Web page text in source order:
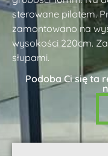
sterowane pilotem.
zamontowano na
wysokości 220cm.
słupami.
Podoba Ci się ta